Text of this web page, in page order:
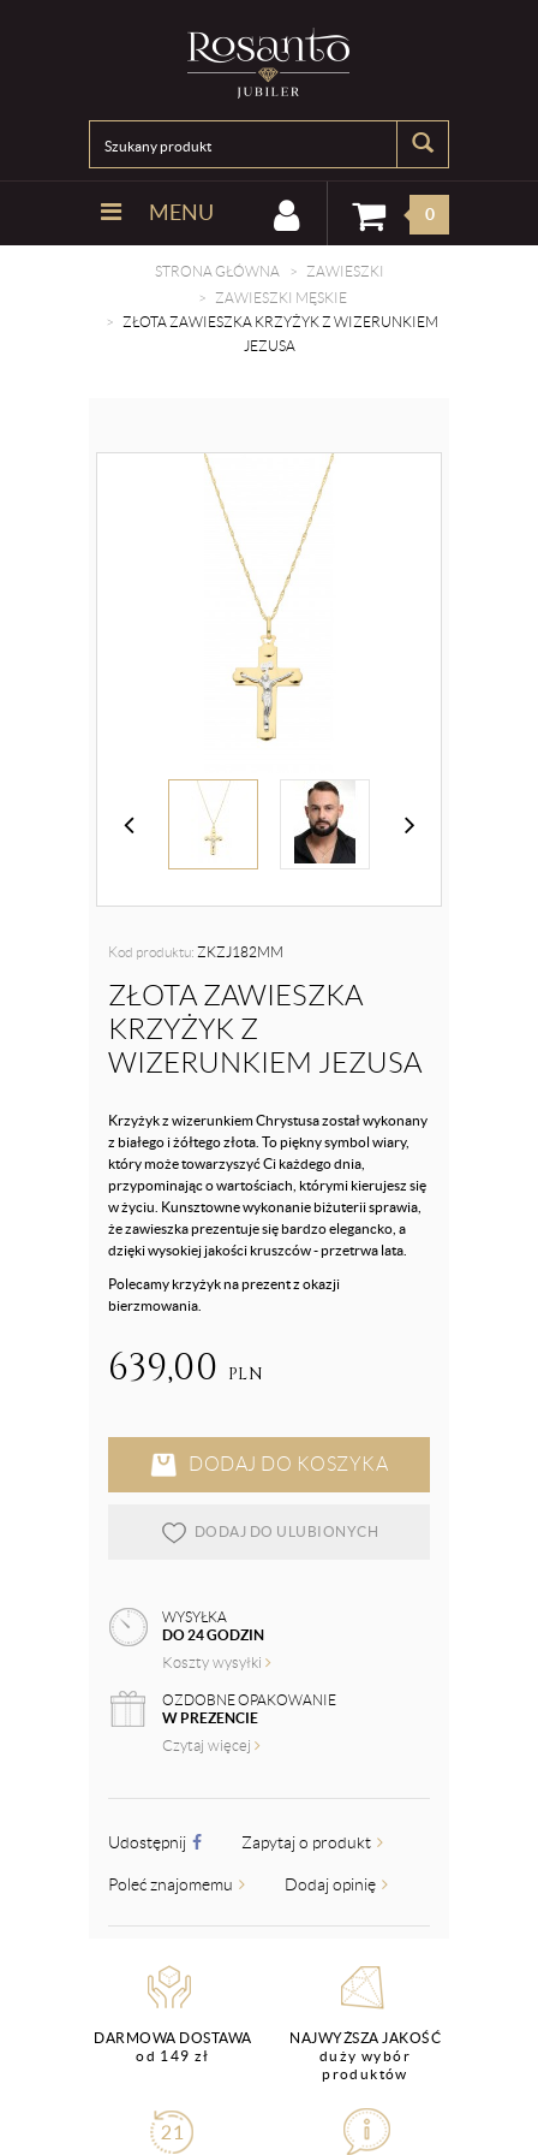
MENU 0
STRONA GŁÓWNA
ZAWIESZKI
ZAWIESZKI MĘSKIE
ZŁOTA ZAWIESZKA KRZYŻYK Z WIZERUNKIEM
JEZUSA
Kod produktu: ZKZJ182MM
ZŁOTA ZAWIESZKA
KRZYŻYK Z
WIZERUNKIEM JEZUSA
Krzyżyk z wizerunkiem Chrystusa został wykonany
z białego i żółtego złota. To piękny symbol wiary,
który może towarzyszyć Ci każdego dnia,
przypominając o wartościach, którymi kierujesz się
w życiu. Kunsztowne wykonanie biżuterii sprawia,
że zawieszka prezentuje się bardzo elegancko, a
dzięki wysokiej jakości kruszców - przetrwa lata.
Polecamy krzyżyk na prezent z okazji
bierzmowania.
639,00 PLN
DODAJ DO KOSZYKA
DODAJ DO ULUBIONYCH
WYSYŁKA
DO 24 GODZIN
Koszty wysyłki
OZDOBNE OPAKOWANIE
W PREZENCIE
Czytaj więcej
Udostępnij Zapytaj o produkt
Poleć znajomemu Dodaj opinię
DARMOWA DOSTAWA
od 149 zł
NAJWYŻSZA JAKOŚĆ
duży wybór
produktów